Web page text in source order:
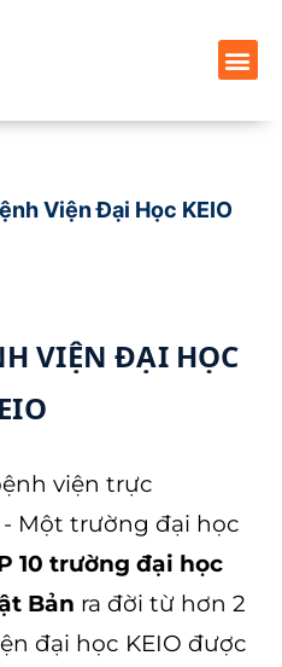
Viện Đại Học KEIO
VIỆN ĐẠI HỌC
viện trực
- Một trường đại học
10 trường đại học
Bản ra đời từ hơn 2
đại học KEIO được